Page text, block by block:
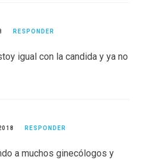
RESPONDER
igual con la candida y ya no
RESPONDER
a muchos ginecólogos y